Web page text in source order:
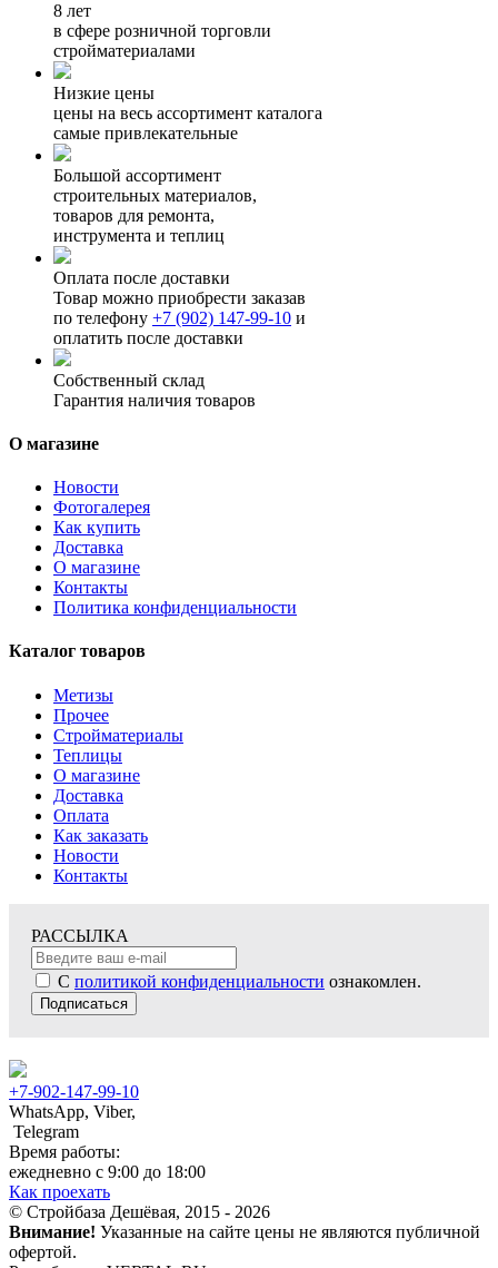
8 лет
в сфере розничной торговли
стройматериалами
Низкие цены
цены на весь ассортимент каталога
самые привлекательные
Большой ассортимент
строительных материалов,
товаров для ремонта,
инструмента и теплиц
Оплата после доставки
Товар можно приобрести заказав
по телефону +7 (902) 147-99-10 и
оплатить после доставки
Собственный склад
Гарантия наличия товаров
О магазине
Новости
Фотогалерея
Как купить
Доставка
О магазине
Контакты
Политика конфиденциальности
Каталог товаров
Метизы
Прочее
Стройматериалы
Теплицы
О магазине
Доставка
Оплата
Как заказать
Новости
Контакты
РАССЫЛКА
С политикой конфиденциальности ознакомлен.
Подписаться
+7-902-147-99-10
WhatsApp, Viber,
Telegram
Время работы:
ежедневно с 9:00 до 18:00
Как проехать
© Стройбаза Дешёвая, 2015 - 2026
Внимание! Указанные на сайте цены не являются публичной
офертой.